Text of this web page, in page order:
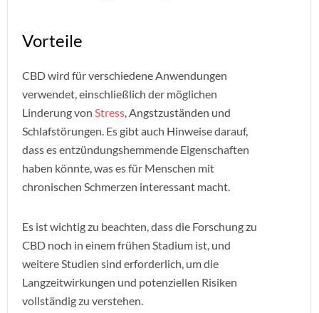
Vorteile
CBD wird für verschiedene Anwendungen
verwendet, einschließlich der möglichen
Linderung von Stress , Angstzuständen und
Schlafstörungen. Es gibt auch Hinweise darauf,
dass es entzündungshemmende Eigenschaften
haben könnte, was es für Menschen mit
chronischen Schmerzen interessant macht.
Es ist wichtig zu beachten, dass die Forschung zu
CBD noch in einem frühen Stadium ist, und
weitere Studien sind erforderlich, um die
Langzeitwirkungen und potenziellen Risiken
vollständig zu verstehen.